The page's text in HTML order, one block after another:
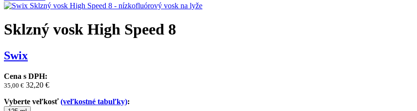
Sklzný vosk High Speed 8
Swix
Cena s DPH:
35,00 € 32,20 €
Vyberte veľkosť(veľkostné tabuľky):